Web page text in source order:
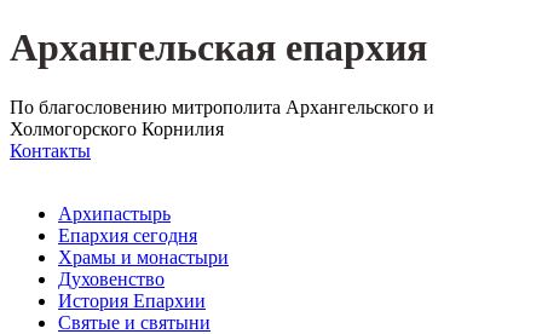
Архангельская епархия
По благословению митрополита Архангельского и
Холмогорского Корнилия
Контакты
Архипастырь
Епархия сегодня
Храмы и монастыри
Духовенство
История Епархии
Святые и святыни